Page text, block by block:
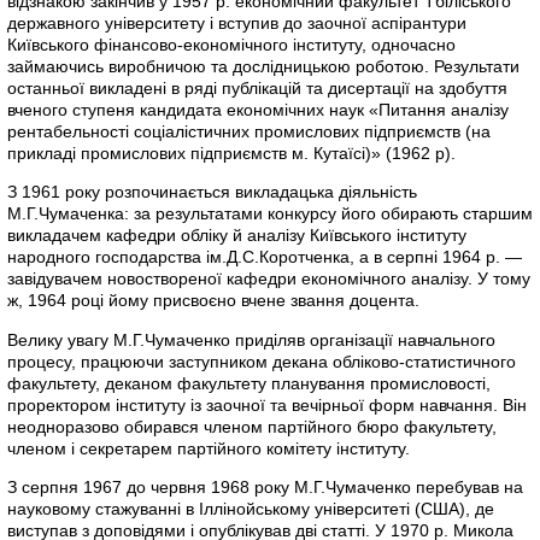
державного університету і вступив до заочної аспірантури
Київського фінансово-економічного інституту, одночасно
займаючись виробничою та дослідницькою роботою. Результати
останньої викладені в ряді публікацій та дисертації на здобуття
вченого ступеня кандидата економічних наук «Питання аналізу
рентабельності соціалістичних промислових підприємств (на
прикладі промислових підприємств м. Кутаїсі)» (1962 р).
З 1961 року розпочинається викладацька діяльність
М.Г.Чумаченка: за результатами конкурсу його обирають старшим
викладачем кафедри обліку й аналізу Київського інституту
народного господарства ім.Д.С.Коротченка, а в серпні 1964 р. —
завідувачем новоствореної кафедри економічного аналізу. У тому
ж, 1964 році йому присвоєно вчене звання доцента.
Велику увагу М.Г.Чумаченко приділяв організації навчального
процесу, працюючи заступником декана обліково-статистичного
факультету, деканом факультету планування промисловості,
проректором інституту із заочної та вечірньої форм навчання. Він
неодноразово обирався членом партійного бюро факультету,
членом і секретарем партійного комітету інституту.
З серпня 1967 до червня 1968 року М.Г.Чумаченко перебував на
науковому стажуванні в Іллінойському університеті (США), де
виступав з доповідями і опублікував дві статті. У 1970 р. Микола